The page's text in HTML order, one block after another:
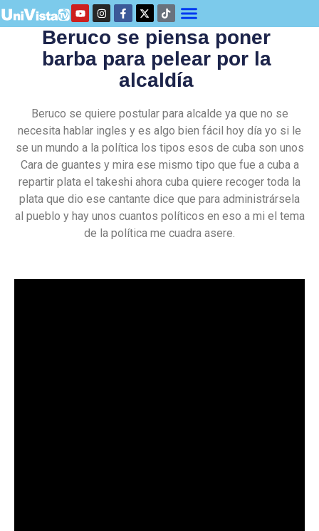
Beruco se piensa poner
barba para pelear por la
alcaldía
Beruco se quiere postular para alcalde ya que no se
necesita hablar ingles y es algo bien fácil hoy día yo si le
se un mundo a la política los tipos esos de cuba son unos
Cara de guantes y mira ese mismo tipo que fue a cuba a
repartir plata el takeshi ahora cuba quiere recoger toda la
plata que dio ese cantante dice que para administrársela
al pueblo y hay unos cuantos políticos en eso a mi el tema
de la política me cuadra asere.